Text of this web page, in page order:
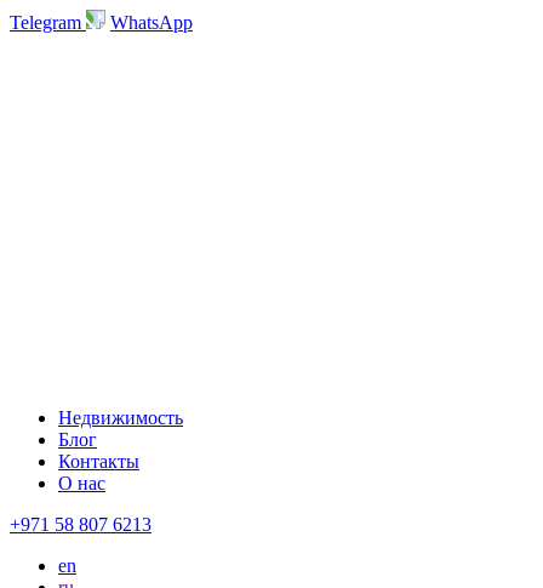
Telegram WhatsApp
Недвижимость
Блог
Контакты
О нас
+971 58 807 6213
en